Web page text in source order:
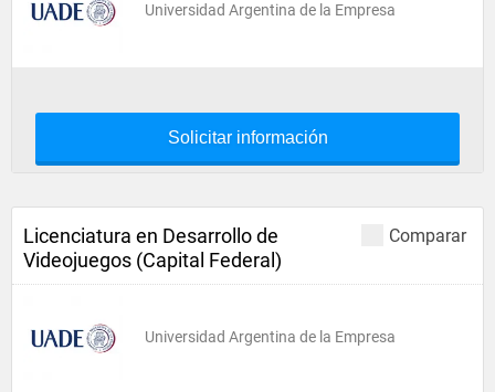
Universidad Argentina de la Empresa
Solicitar información
Comparar
Licenciatura en Desarrollo de
Videojuegos (Capital Federal)
Universidad Argentina de la Empresa